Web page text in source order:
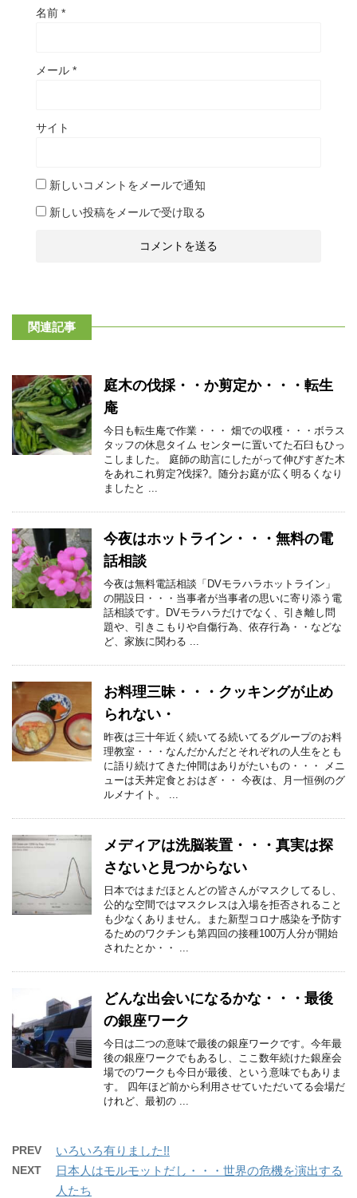
名前 *
メール *
サイト
新しいコメントをメールで通知
新しい投稿をメールで受け取る
関連記事
庭木の伐採・・か剪定か・・・転生
庵
今日も転生庵で作業・・・ 畑での収穫・・・ボラス
タッフの休息タイム センターに置いてた石臼もひっ
こしました。 庭師の助言にしたがって伸びすぎた木
をあれこれ剪定?伐採?。随分お庭が広く明るくなり
ましたと ...
今夜はホットライン・・・無料の電
話相談
今夜は無料電話相談「DVモラハラホットライン」
の開設日・・・当事者が当事者の思いに寄り添う電
話相談です。DVモラハラだけでなく、引き離し問
題や、引きこもりや自傷行為、依存行為・・などな
ど、家族に関わる ...
お料理三昧・・・クッキングが止め
られない・
昨夜は三十年近く続いてる続いてるグループのお料
理教室・・・なんだかんだとそれぞれの人生をとも
に語り続けてきた仲間はありがたいもの・・・ メニ
ューは天丼定食とおはぎ・・ 今夜は、月一恒例のグ
ルメナイト。 ...
メディアは洗脳装置・・・真実は探
さないと見つからない
日本ではまだほとんどの皆さんがマスクしてるし、
公的な空間ではマスクレスは入場を拒否されること
も少なくありません。また新型コロナ感染を予防す
るためのワクチンも第四回の接種100万人分が開始
されたとか・・ ...
どんな出会いになるかな・・・最後
の銀座ワーク
今日は二つの意味で最後の銀座ワークです。今年最
後の銀座ワークでもあるし、ここ数年続けた銀座会
場でのワークも今日が最後、という意味でもありま
す。 四年ほど前から利用させていただいてる会場だ
けれど、最初の ...
PREV いろいろ有りました!!
NEXT
日本人はモルモットだし・・・世界の危機を演出する
人たち